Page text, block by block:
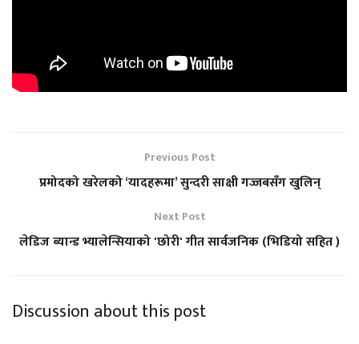
Previous Post
प्रमोदको खरेलको ‘यादहरूमा’ सुन्दरी साक्षी गज्जबसँग खुलिन्
Next Post
लेडिज ब्यान्ड भ्यालेन्सियाको 'छोरी' गीत सार्वजनिक (भिडियो सहित )
Discussion about this post